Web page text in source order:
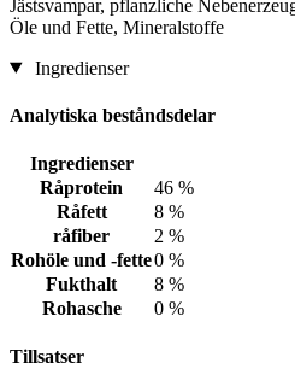
Jästsvampar, pflanzliche
Öle und Fette, Mineralstoffe
Ingredienser
Analytiska beståndsdelar
Ingredienser
Råprotein
46 %
Råfett
8 %
råfiber
2 %
Rohöle und -fette0 %
Fukthalt
8 %
Rohasche
0 %
Tillsatser